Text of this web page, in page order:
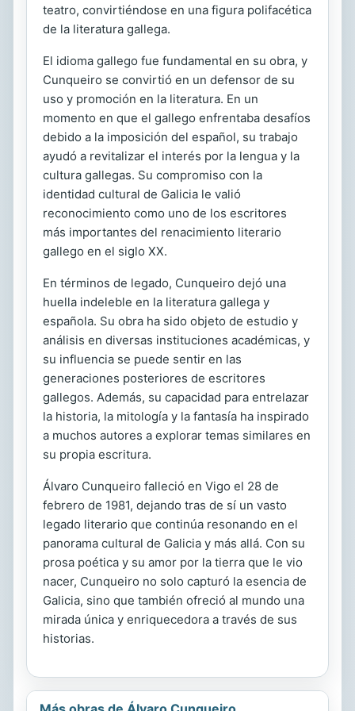
teatro, convirtiéndose en una figura polifacética
de la literatura gallega.
El idioma gallego fue fundamental en su obra, y
Cunqueiro se convirtió en un defensor de su
uso y promoción en la literatura. En un
momento en que el gallego enfrentaba desafíos
debido a la imposición del español, su trabajo
ayudó a revitalizar el interés por la lengua y la
cultura gallegas. Su compromiso con la
identidad cultural de Galicia le valió
reconocimiento como uno de los escritores
más importantes del renacimiento literario
gallego en el siglo XX.
En términos de legado, Cunqueiro dejó una
huella indeleble en la literatura gallega y
española. Su obra ha sido objeto de estudio y
análisis en diversas instituciones académicas, y
su influencia se puede sentir en las
generaciones posteriores de escritores
gallegos. Además, su capacidad para entrelazar
la historia, la mitología y la fantasía ha inspirado
a muchos autores a explorar temas similares en
su propia escritura.
Álvaro Cunqueiro falleció en Vigo el 28 de
febrero de 1981, dejando tras de sí un vasto
legado literario que continúa resonando en el
panorama cultural de Galicia y más allá. Con su
prosa poética y su amor por la tierra que le vio
nacer, Cunqueiro no solo capturó la esencia de
Galicia, sino que también ofreció al mundo una
mirada única y enriquecedora a través de sus
historias.